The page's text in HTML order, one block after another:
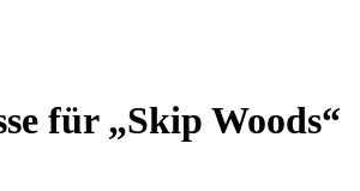
für „Skip Woods“